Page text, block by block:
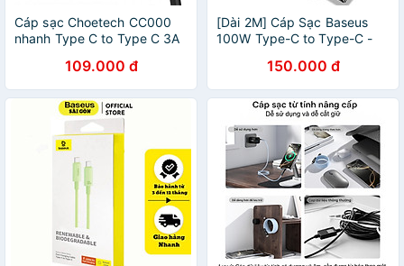
Cáp sạc Choetech CC000
nhanh Type C to Type C 3A
109.000 đ
[Dài 2M] Cáp Sạc Baseus
100W Type-C to Type-C -
150.000 đ